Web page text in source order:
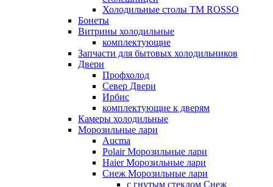
Холодильные столы ТМ ROSSO
Бонеты
Витрины холодильные
комплектующие
Запчасти для бытовых холодильников
Двери
Профхолод
Север Двери
Ирбис
комплектующие к дверям
Камеры холодильные
Морозильные лари
Aucma
Polair Морозильные лари
Haier Морозильные лари
Снеж Морозильные лари
с гнутым стеклом Снеж